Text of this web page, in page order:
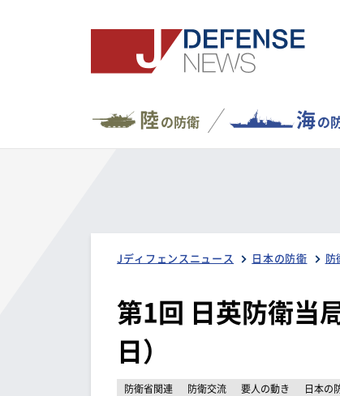
陸の防衛 海の
Jディフェンスニュース 日本の防衛 防
第1回 日英防衛当
日）
防衛省関連 防衛交流 要人の動き
日本の